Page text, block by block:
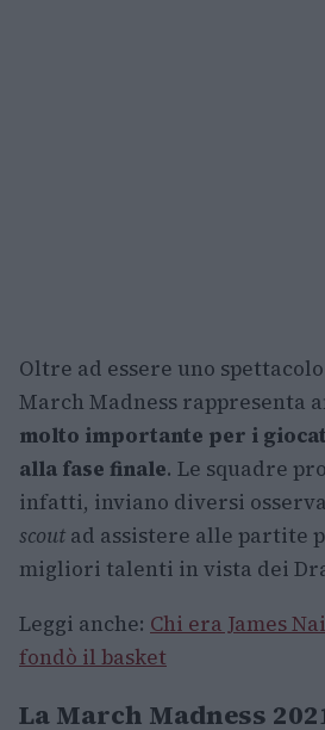
Oltre ad essere uno
March Madness rappresenta
molto importante per i
alla fase finale. Le squadre
infatti, inviano diversi
scout ad assistere alle partite
migliori talenti in vista dei
Leggi anche: Chi era James
fondò il basket
La March Madness